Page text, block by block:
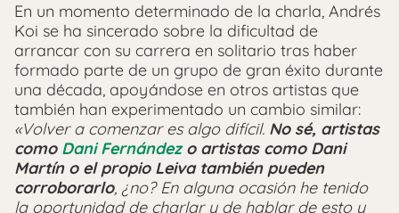
En un momento determinado de la charla, Andrés
Koi se ha sincerado sobre la dificultad de
arrancar con su carrera en solitario tras haber
formado parte de un grupo de gran éxito durante
una década, apoyándose en otros artistas que
también han experimentado un cambio similar:
«Volver a comenzar es algo difícil. No sé, artistas
como Dani Fernándezo artistas como Dani
Martín o el propio Leiva también pueden
corroborarlo, ¿no? En alguna ocasión he tenido
la oportunidad de charlar y de hablar de esto y